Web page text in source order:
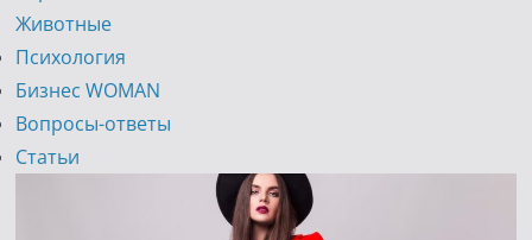
Животные
Психология
Бизнес WOMAN
Вопросы-ответы
Статьи